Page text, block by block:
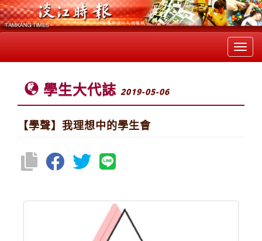
學生大代誌 2019-05-06
【學聲】我理想中的學生會